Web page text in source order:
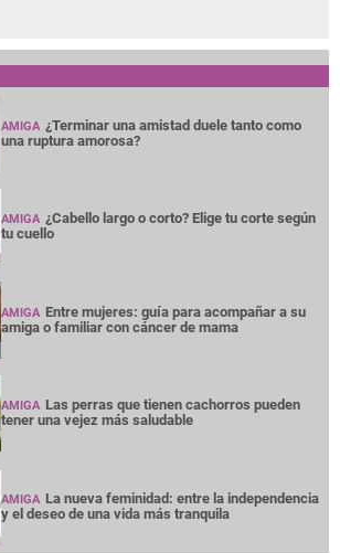
AMIGA ¿Terminar una amistad duele tanto como
una ruptura amorosa?
AMIGA ¿Cabello largo o corto? Elige tu corte según
tu cuello
AMIGA Entre mujeres: guía para acompañar a su
amiga o familiar con cáncer de mama
AMIGA Las perras que tienen cachorros pueden
tener una vejez más saludable
AMIGA La nueva feminidad: entre la independencia
y el deseo de una vida más tranquila